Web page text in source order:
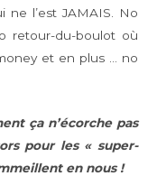
ne l’est JAMAIS. No
retour-du-boulot où
et en plus … no
ça n’écorche pas
pour les « super-
en nous !